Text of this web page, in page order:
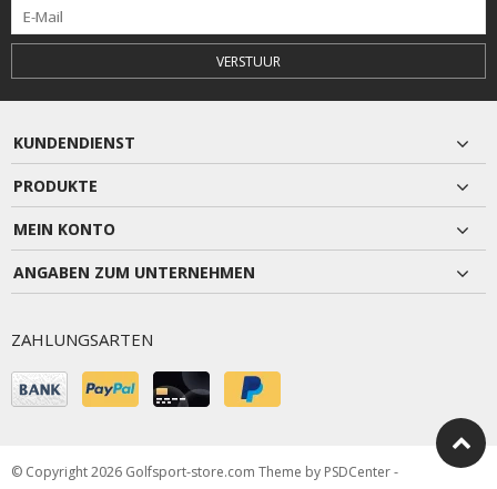
VERSTUUR
KUNDENDIENST
PRODUKTE
MEIN KONTO
ANGABEN ZUM UNTERNEHMEN
ZAHLUNGSARTEN
© Copyright 2026 Golfsport-store.com Theme by PSDCenter-